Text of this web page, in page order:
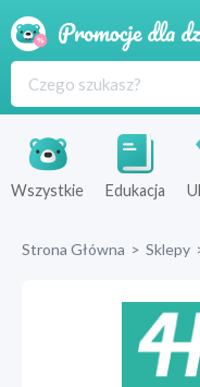
Wszystkie Edukacja
Strona Główna > Sklepy